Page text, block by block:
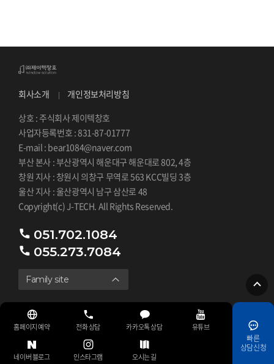
회사소개
개인정보처리방침
상호 : 주식회사 제이텍창호
사업자등록번호 : 831-87-01777
E-mail : bear1084@naver.com
부산 본사 : 부산광역시 해운대구 해운대로 802, 4층
창원 지사 : 창원시 의창구 무역로 563 KCC빌딩 3층
울산 지사 : 울산광역시 남구 삼산로 48
Copyright(c) J-TECH. All Rights Reserved.
051.702.1084
055.273.7084
Family site
홈페이지 예약 전화 상담 카카오톡 상담 유튜브
네이버 블로그 인스타그램 오시는 길
빠른
상담신청